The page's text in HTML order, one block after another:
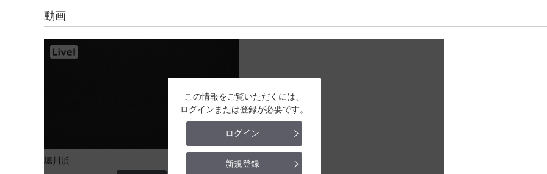
動画
堀川浜
この情報をご覧いただくには、
ログインまたは登録が必要です。
ログイン
新規登録